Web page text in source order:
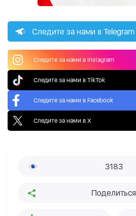
Следите за нами в Telegram
Следите за нами в Instagram
Следите за нами в TikTok
Следите за нами в Facebook
Следите за нами в X
3183
Поделиться